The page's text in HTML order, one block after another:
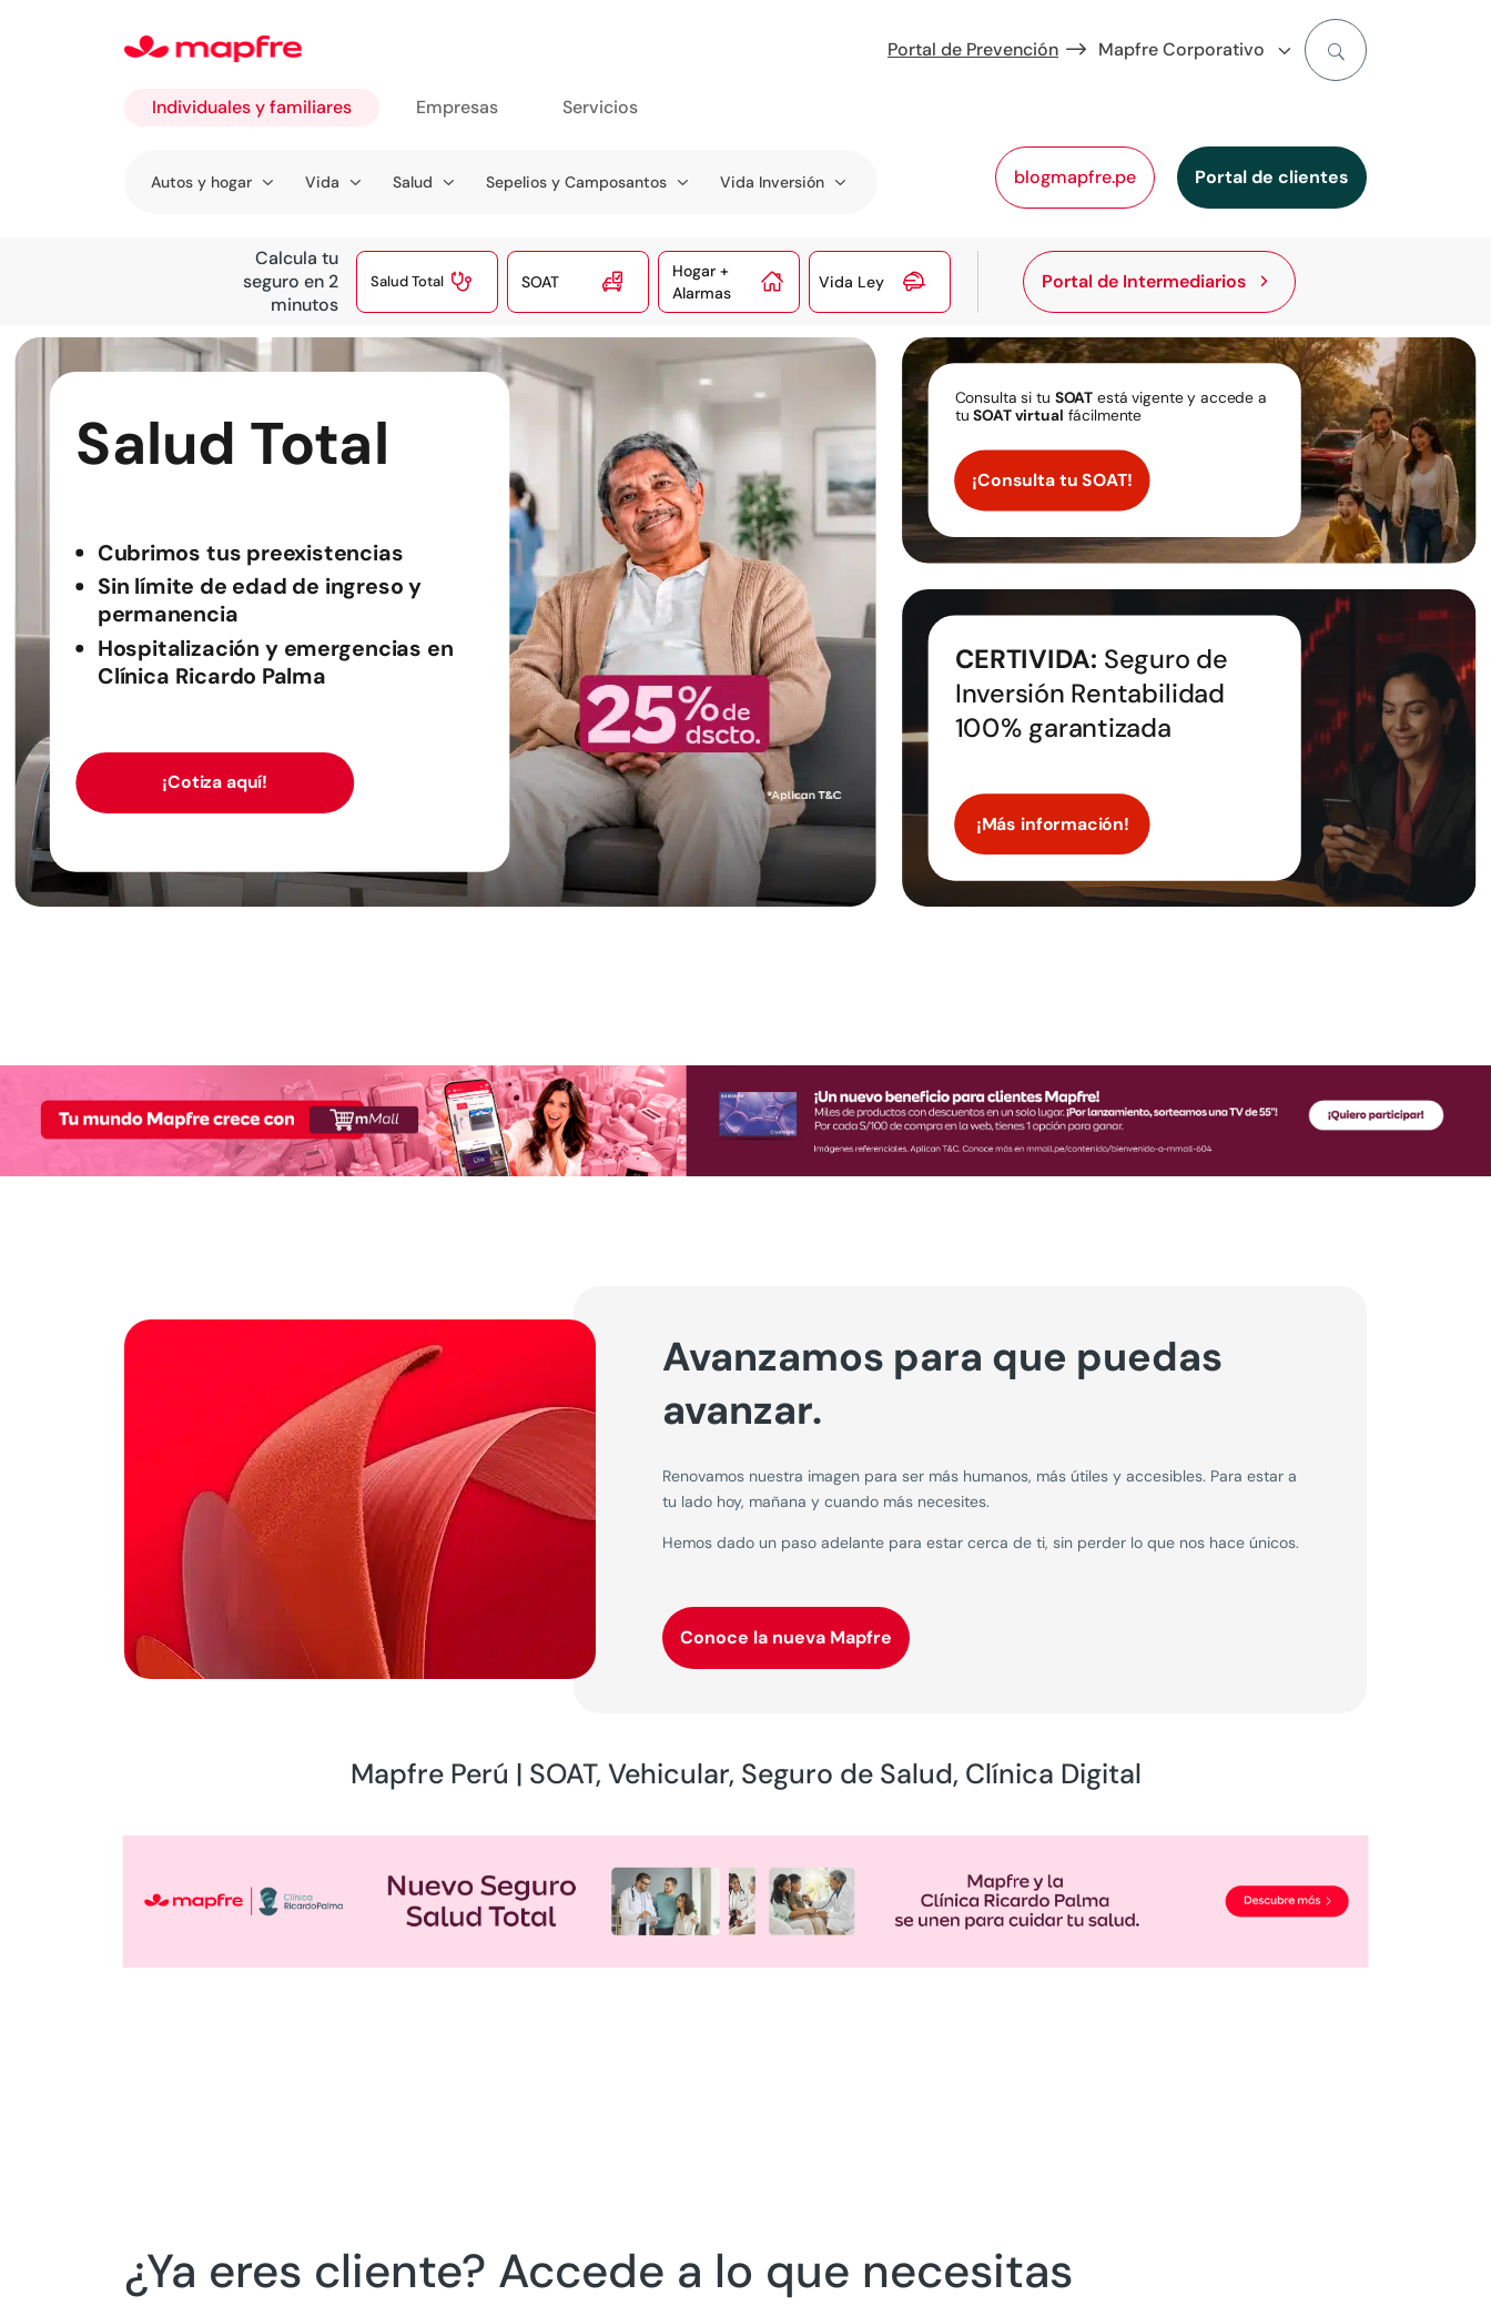
Portal de Prevención Mapfre Corporativo
blogmapfre.pe Portal de clientes
Individuales y familiares
Ir a
Autos y hogar Vida Salud Sepelios y Camposantos Vida Inversión
Empresas Servicios
Calcula tu
seguro en 2
minutos

Salud Total 
SOAT 
Hogar +
Alarmas

Vida Ley Portal de Intermediarios
Salud Total
Cubrimos tus preexistencias
Sin límite de edad de ingreso y
permanencia
Hospitalización y emergencias en
Clínica Ricardo Palma
¡Cotiza aquí!
Consulta si tu SOAT está vigente y accede a
tuSOAT virtual fácilmente
¡Consulta tu SOAT!
CERTIVIDA: Seguro de
Inversión Rentabilidad
100% garantizada
¡Más información!
Avanzamos para que puedas
avanzar.
Renovamos nuestra imagen para ser más humanos, más útiles y accesibles. Para estar a
tu lado hoy, mañana y cuando más necesites.
Hemos dado un paso adelante para estar cerca de ti, sin perder lo que nos hace únicos.
Conoce la nueva Mapfre
Mapfre Perú | SOAT, Vehicular, Seguro de Salud, Clínica Digital
¿Ya eres cliente? Accede a lo que necesitas